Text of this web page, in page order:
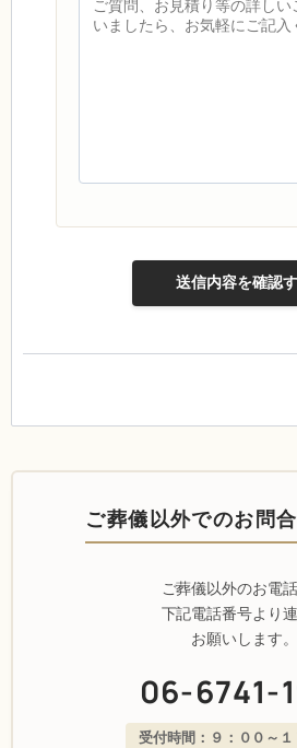
ご葬儀以外でのお問
ご葬儀以外のお電話
下記電話番号より
お願いします。
06-6741-
受付時間：９：００～１